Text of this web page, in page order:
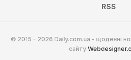
RSS
© 2015 - 2026 Daily.com.ua - щоденні
сайту